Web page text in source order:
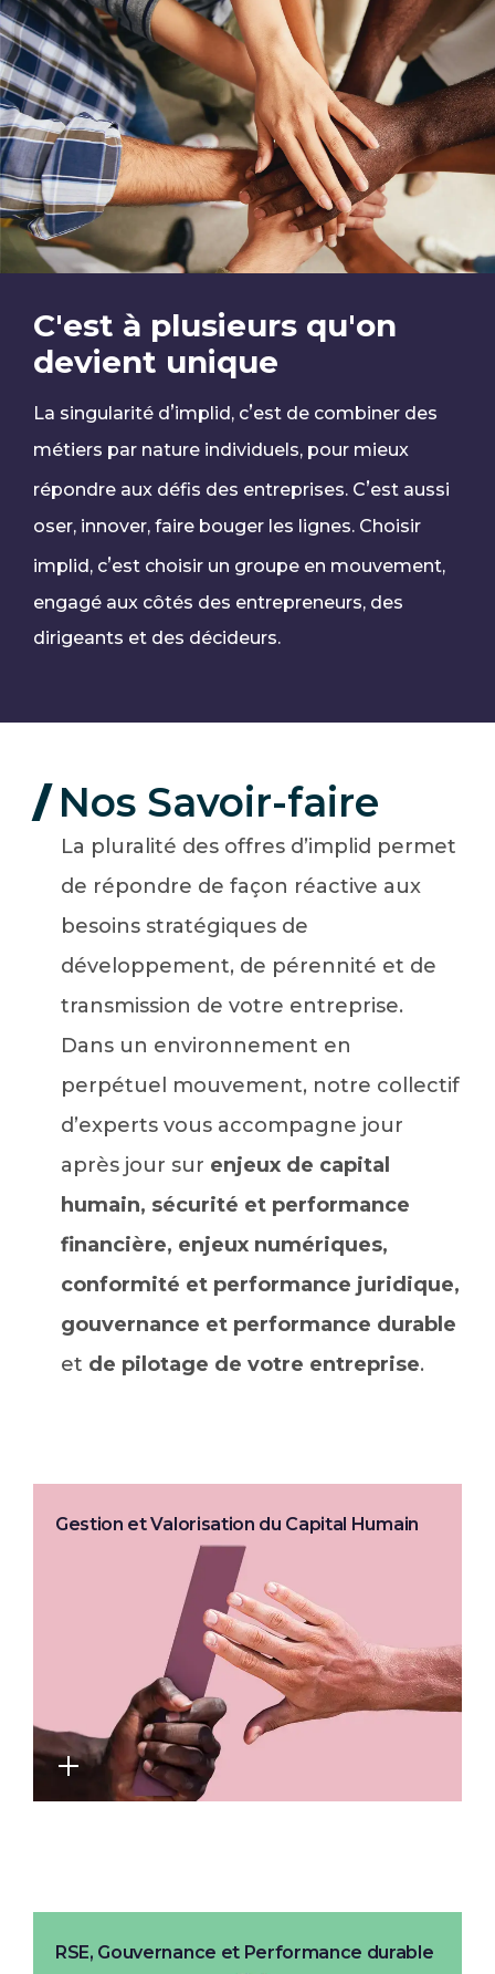
C'est à plusieurs qu'on
devient unique
La singularité d’implid, c’est de combiner des
métiers par nature individuels, pour mieux
répondre aux défis des entreprises. C’est aussi
oser, innover, faire bouger les lignes. Choisir
implid, c’est choisir un groupe en mouvement,
engagé aux côtés des entrepreneurs, des
dirigeants et des décideurs.
Nos Savoir-faire
La pluralité des offres d’implid permet
de répondre de façon réactive aux
besoins stratégiques de
développement, de pérennité et de
transmission de votre entreprise.
Dans un environnement en
perpétuel mouvement, notre collectif
d’experts vous accompagne jour
après jour sur enjeux de capital
humain, sécurité et performance
financière, enjeux numériques,
conformité et performance juridique,
gouvernance et performance durable
et de pilotage de votre entreprise.
Gestion et Valorisation du Capital Humain
RSE, Gouvernance et Performance durable